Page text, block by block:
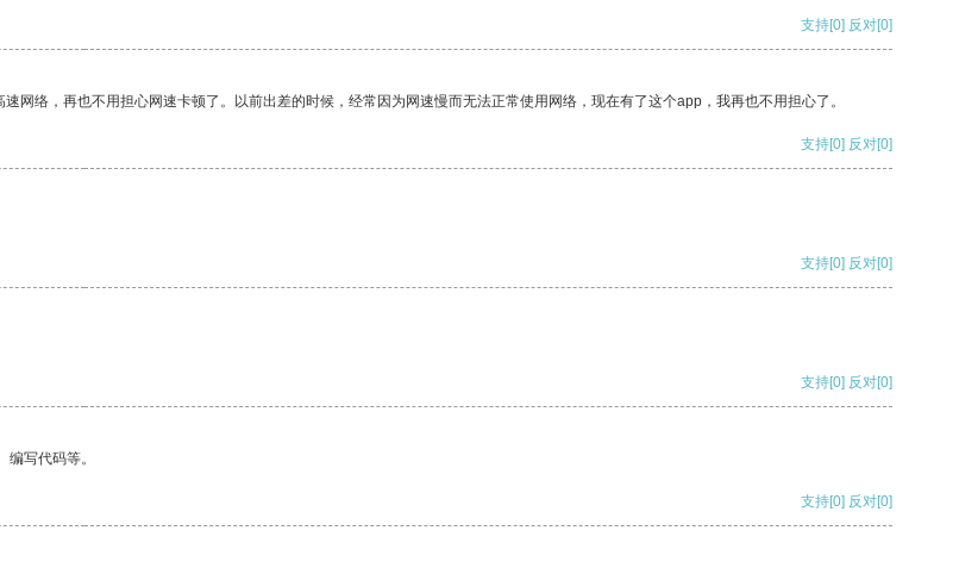
支持[0] 反对[0]
络，再也不用担心网速卡顿了。以前出差的时候，经常因为网速慢而无法正常使用网络，现在有了这个app，我再也不用担心了。
支持[0] 反对[0]
支持[0] 反对[0]
支持[0] 反对[0]
写代码等。
支持[0] 反对[0]